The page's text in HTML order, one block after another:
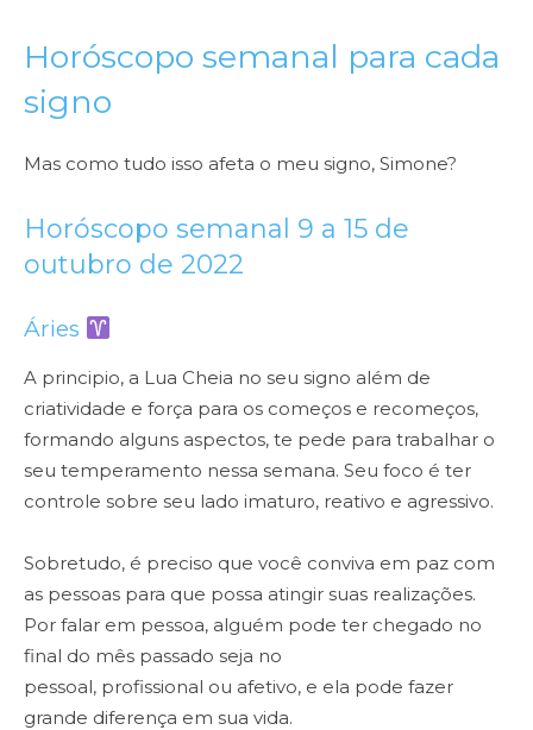
Horóscopo semanal para cada
signo
Mas como tudo isso afeta o meu signo, Simone?
Horóscopo semanal 9 a 15 de
outubro de 2022
Áries
A principio, a Lua Cheia no seu signo além de
criatividade e força para os começos e recomeços,
formando alguns aspectos, te pede para trabalhar o
seu temperamento nessa semana. Seu foco é ter
controle sobre seu lado imaturo, reativo e agressivo.
Sobretudo, é preciso que você conviva em paz com
as pessoas para que possa atingir suas realizações.
Por falar em pessoa, alguém pode ter chegado no
final do mês passado seja no
pessoal, profissional ou afetivo, e ela pode fazer
grande diferença em sua vida.